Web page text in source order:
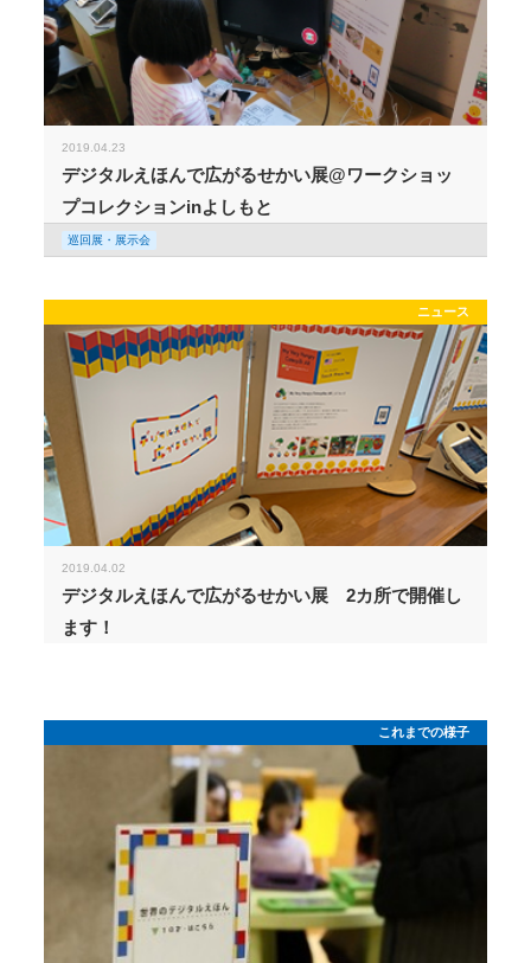
2019.04.23
デジタルえほんで広がるせかい展@ワークショッ
プコレクションinよしもと
巡回展・展示会
ニュース
2019.04.02
デジタルえほんで広がるせかい展 2カ所で開催し
ます！
これまでの様子